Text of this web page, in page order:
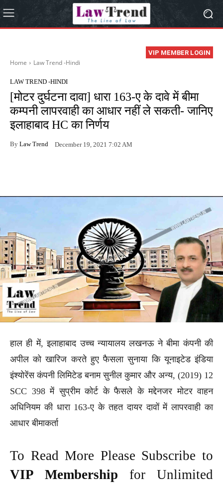
VIP MEMBER LOGIN
Home Law Trend -Hindi
LAW TREND -HINDI
[मोटर दुर्घटना दावा] धारा 163-ए के दावे में बीमा
कम्पनी लापरवाही का आधार नहीं ले सकती- जानिए
इलाहाबाद HC का निर्णय
By Law Trend December 19, 2021 7:02 AM
हाल ही में, इलाहाबाद उच्च न्यायालय लखनऊ ने बीमा कंपनी की
अपील को खारिज करते हुए फैसला सुनाया कि यूनाइटेड इंडिया
इंश्योरेंस कंपनी लिमिटेड बनाम सुनील कुमार और अन्य, (2019) 12
SCC 398 में सुप्रीम कोर्ट के फैसले के मद्देनजर मोटर वाहन
अधिनियम की धारा 163-ए के तहत दायर दावों में लापरवाही का
आधार बीमाकर्ता
To Read More Please Subscribe to
VIP Membership for Unlimited